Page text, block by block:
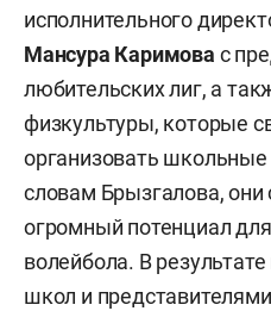
исполнительного
Мансура Каримова с
любительских лиг, а
физкультуры, которые
организовать
словам Брызгалова, они
огромный потенциал
волейбола. В
школ и